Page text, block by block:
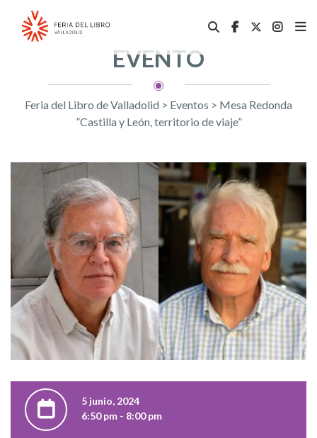
EVENTO
Feria del Libro de Valladolid > Eventos > Mesa Redonda
”Castilla y León, territorio de viaje”
5 junio, 2024
6:50 pm - 8:00 pm